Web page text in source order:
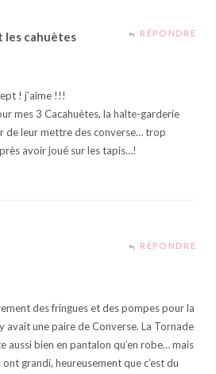
les cahuètes RÉPONDRE
! j’aime !!!
mes 3 Cacahuètes, la halte-garderie
de leur mettre des converse… trop
avoir joué sur les tapis…!
RÉPONDRE
des fringues et des pompes pour la
avait une paire de Converse. La Tornade
aussi bien en pantalon qu’en robe… mais
grandi, heureusement que c’est du